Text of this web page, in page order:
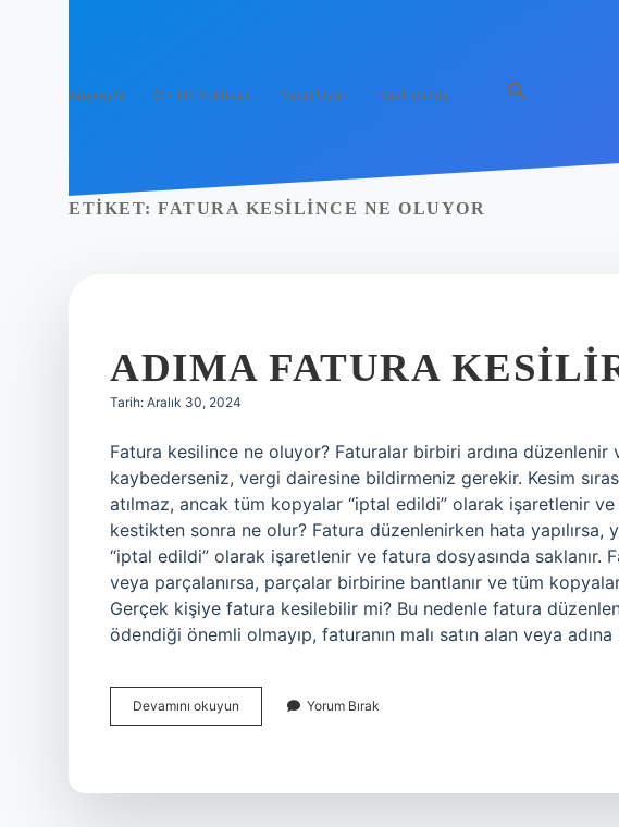
Anasayfa Gizlilik Politikası Yasal Uyarı Hakkımızda
ETIKET: FATURA KESILINCE NE OLUYOR
ADIMA FATURA
Tarih: Aralık 30, 2024
Fatura kesilince ne oluyor? Faturalar birbiri ardına düzenlenir
kaybederseniz, vergi dairesine bildirmeniz gerekir. Kesim
atılmaz, ancak tüm kopyalar “iptal edildi” olarak işaretlenir
kestikten sonra ne olur? Fatura düzenlenirken hata yapılırsa,
“iptal edildi” olarak işaretlenir ve fatura dosyasında saklanır.
veya parçalanırsa, parçalar birbirine bantlanır ve tüm
Gerçek kişiye fatura kesilebilir mi? Bu nedenle fatura
ödendiği önemli olmayıp, faturanın malı satın alan veya
Devamını okuyun
Fatura
Yorum Bırak